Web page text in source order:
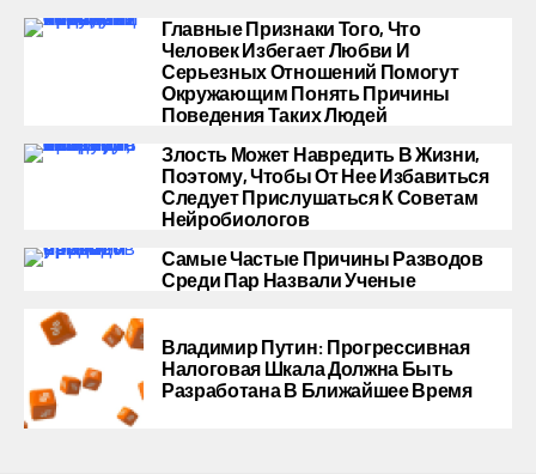
Главные Признаки Того, Что
Человек Избегает Любви И
Серьезных Отношений Помогут
Окружающим Понять Причины
Поведения Таких Людей
Злость Может Навредить В Жизни,
Поэтому, Чтобы От Нее Избавиться
Следует Прислушаться К Советам
Нейробиологов
Самые Частые Причины Разводов
Среди Пар Назвали Ученые
Владимир Путин: Прогрессивная
Налоговая Шкала Должна Быть
Разработана В Ближайшее Время